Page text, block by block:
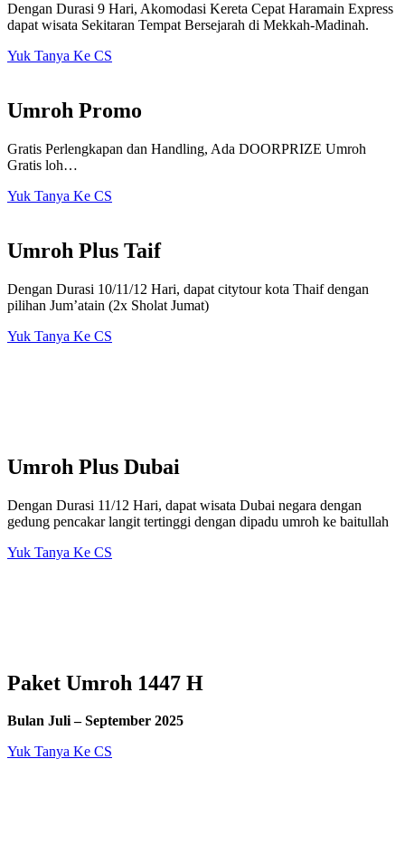
Dengan Durasi 9 Hari, Akomodasi Kereta Cepat Haramain Express
dapat wisata Sekitaran Tempat Bersejarah di Mekkah-Madinah.
Yuk Tanya Ke CS
Umroh Promo
Gratis Perlengkapan dan Handling, Ada DOORPRIZE Umroh
Gratis loh…
Yuk Tanya Ke CS
Umroh Plus Taif
Dengan Durasi 10/11/12 Hari, dapat citytour kota Thaif dengan
pilihan Jum’atain (2x Sholat Jumat)
Yuk Tanya Ke CS
Umroh Plus Dubai
Dengan Durasi 11/12 Hari, dapat wisata Dubai negara dengan
gedung pencakar langit tertinggi dengan dipadu umroh ke baitullah
Yuk Tanya Ke CS
Paket Umroh 1447 H
Bulan Juli – September 2025
Yuk Tanya Ke CS